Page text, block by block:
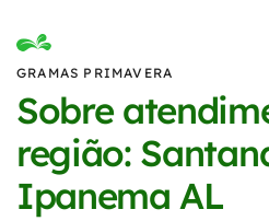
GRAMAS PRIMAVERA
Sobre
região:
Ipanema AL